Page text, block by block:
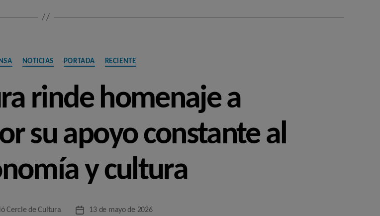
Categorías
NOTICIAS PORTADA RECIENTE
rinde homenaje a
su apoyo constante al
y cultura
Cercle de Cultura
Fecha13 de mayo de 2026